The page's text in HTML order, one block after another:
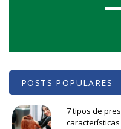
POSTS POPULARES
7 tipos de
características